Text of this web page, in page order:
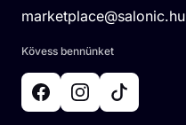
marketplace@salonic.hu
Kövess bennünket